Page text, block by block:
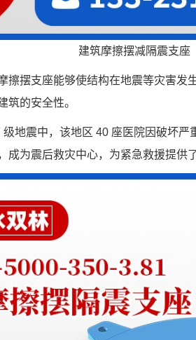
建筑摩擦摆减隔震支座
擦摆支座能够使结构在地震等灾害发
筑的安全性。
级地震中，该地区 40 座医院因破坏
成为震后救灾中心，为紧急救援提供